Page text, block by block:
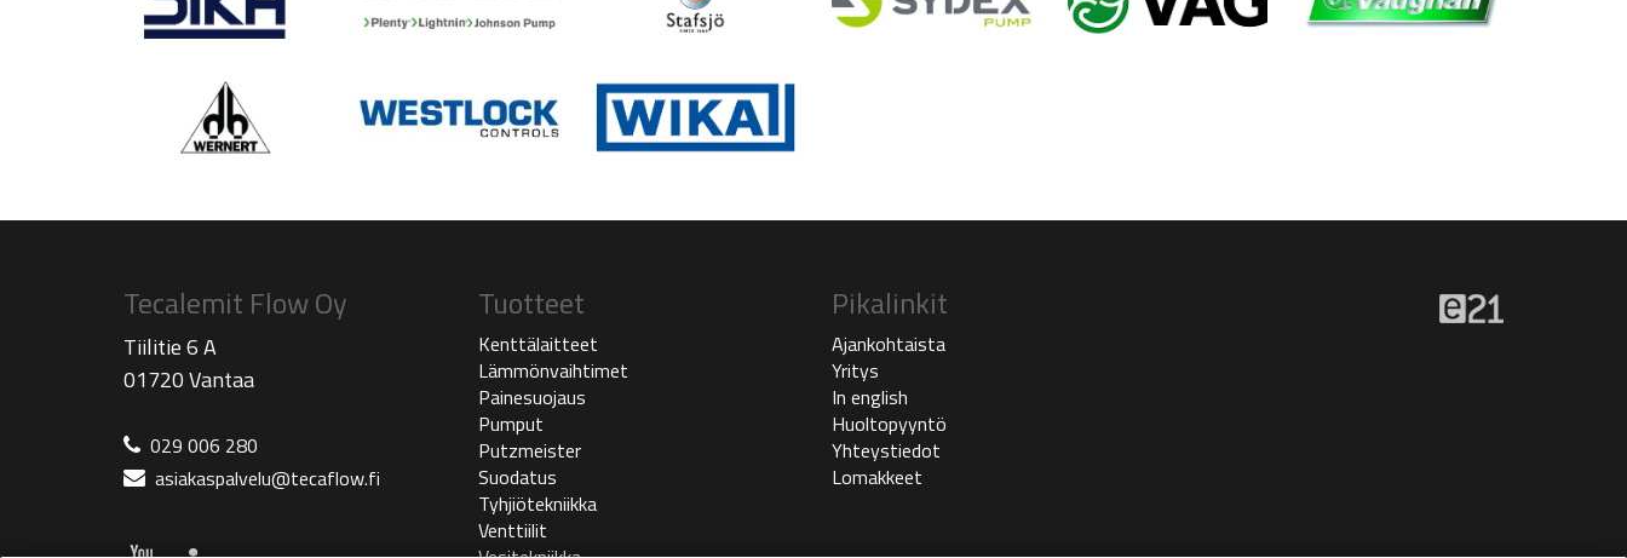
Tecalemit Flow Oy
Tiilitie 6 A
01720 Vantaa
029 006 280
asiakaspalvelu@tecaflow.fi
Tuotteet
Kenttälaitteet
Lämmönvaihtimet
Painesuojaus
Pumput
Putzmeister
Suodatus
Tyhjiötekniikka
Venttiilit
Pikalinkit
Ajankohtaista
Yritys
In english
Huoltopyyntö
Yhteystiedot
Lomakkeet